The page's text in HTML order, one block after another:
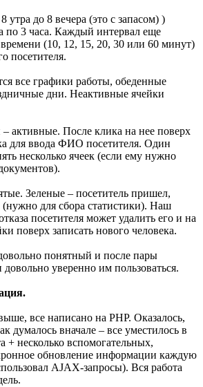
утра до 8 вечера (это с запасом) )
по 3 часа. Каждый интервал еще
(10, 12, 15, 20, 30 или 60 минут)
посетителя.
все графики работы, обеденные
дни. Неактивные ячейки
активные. После клика на нее поверх
для ввода ФИО посетителя. Один
несколько ячеек (если ему нужно
Зеленые – посетитель пришел,
для сбора статистики). Наш
посетителя может удалить его и на
поверх записать нового человека.
понятный и после пары
довольно уверенно им пользоваться.
все написано на PHP. Оказалось,
думалось вначале – все уместилось в
+ несколько вспомогательных,
обновление информации каждую
AJAX-запросы). Вся работа